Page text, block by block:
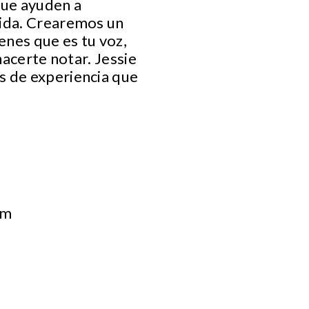
ayuden a
Crearemos un
que es tu voz,
notar. Jessie
de experiencia que